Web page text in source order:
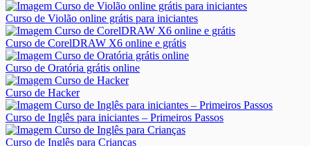
Curso de Violão online grátis para iniciantes
Curso de CorelDRAW X6 online e grátis
Curso de Oratória grátis online
Curso de Hacker
Curso de Inglês para iniciantes – Primeiros Passos
Curso de Inglês para Crianças